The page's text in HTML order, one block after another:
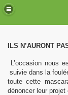
ILS N’AURONT
L’occasion nous
suivie dans la
toute cette
dénoncer leur